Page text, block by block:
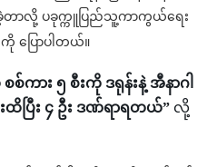
ခဲ့တာလို့ ပခုက္ကူပြည်သူ့ကာကွယ်ရေး
ပြောပါတယ်။
ား ၅ စီးကို ဒရုန်းနဲ့ အီနာဂါ
ထိပြီး ၄ ဦး ဒဏ်ရာရတယ်” လို့